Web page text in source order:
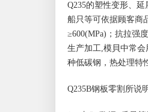
Q235的塑性变形、
船只等可依据顾客商
≥600(MPa)；抗拉强
生产加工,模貝中常
种低碳钢，热处理特
Q235B钢板零割所说